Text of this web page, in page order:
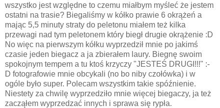
wszystko jest względne to czemu miałbym myśleć że jestem
ostatni na trasie? Biegaliśmy w kółko prawie 6 okrążeń a
mając 5,5 minuty straty do peletonu miałem też kilka
przewagi nad tym peletonem który biegł drugie okrążenie :D
No więc na pierwszym kółku wyprzedził mnie po jakimś
czasie jeden biegacz a ja zbierałem laury. Biegnę swoim
spokojnym tempem a tu ktoś krzyczy "JESTEŚ DRUGI!!!" :-
D fotografowie mnie obcykali (no bo niby czołówka) i w
ogóle było super. Polecam wszystkim takie spóźnienie.
Niestety za chwilę wyprzedziło mnie więcej biegaczy, ja też
zacząłem wyprzedzać innych i sprawa się rypła.